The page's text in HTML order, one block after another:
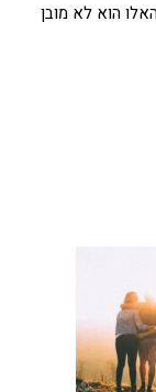
הוא לא מובן